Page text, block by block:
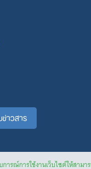
การณ์การใช้งานเว็บไซต์ให้สา